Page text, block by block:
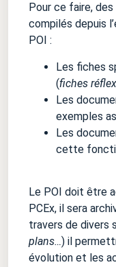
Pour ce faire,
compilés depuis
POI :
Les fiches
(fiches
Les
exemples
Les
cette
Le POI doit être
PCEx, il sera
travers de divers
plans…) il
évolution et les